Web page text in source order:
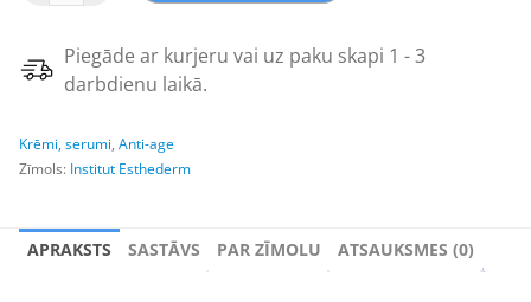
Piegāde ar kurjeru vai uz paku skapi 1 - 3
darbdienu laikā.
Krēmi, serumi, Anti-age
Zīmols: Institut Esthederm
APRAKSTS SASTĀVS PAR ZĪMOLU ATSAUKSMES (0)